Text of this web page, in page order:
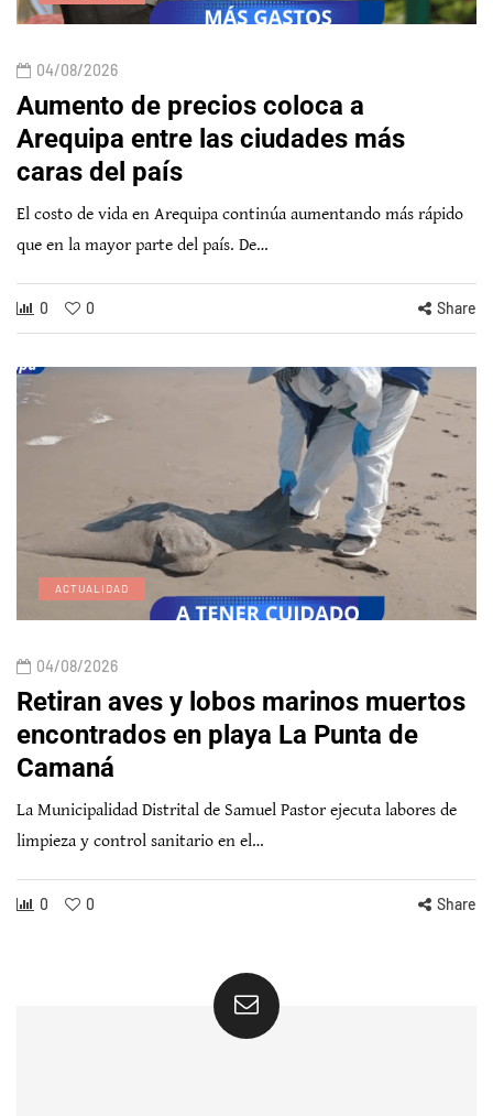
04/08/2026
Aumento de precios coloca a
Arequipa entre las ciudades más
caras del país
El costo de vida en Arequipa continúa aumentando más rápido
que en la mayor parte del país. De…
0 0 Share
ACTUALIDAD
04/08/2026
Retiran aves y lobos marinos muertos
encontrados en playa La Punta de
Camaná
La Municipalidad Distrital de Samuel Pastor ejecuta labores de
limpieza y control sanitario en el…
0 0 Share